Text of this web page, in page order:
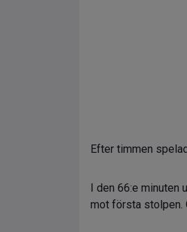
Efter timmen
I den 66:e minuten
mot första stolpen.